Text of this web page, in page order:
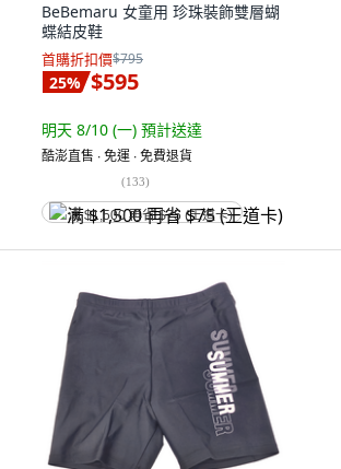
BeBemaru 女童用 珍珠裝飾雙層蝴
蝶結皮鞋
首購折扣價$795
25% $595
明天 8/10 (一) 預計送達
酷澎直售 ∙ 免運 ∙ 免費退貨
(133)
满 $1,500 再省 $75 (王道卡)